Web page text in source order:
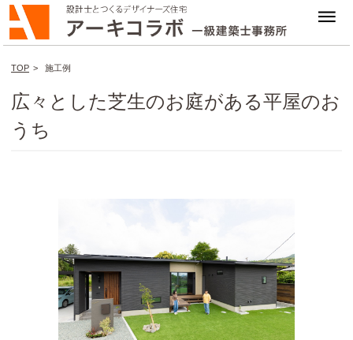
TOP > 施工例
広々とした芝生のお庭がある平屋のお
うち